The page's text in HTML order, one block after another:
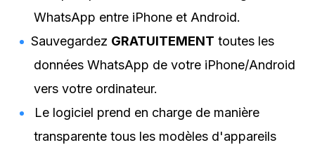
WhatsApp entre iPhone et Android.
Sauvegardez GRATUITEMENT toutes les
données WhatsApp de votre iPhone/Android
vers votre ordinateur.
Le logiciel prend en charge de manière
transparente tous les modèles d'appareils